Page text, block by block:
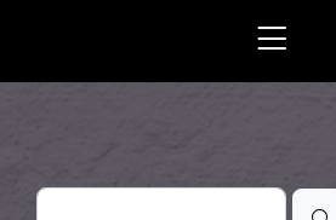
Buscar